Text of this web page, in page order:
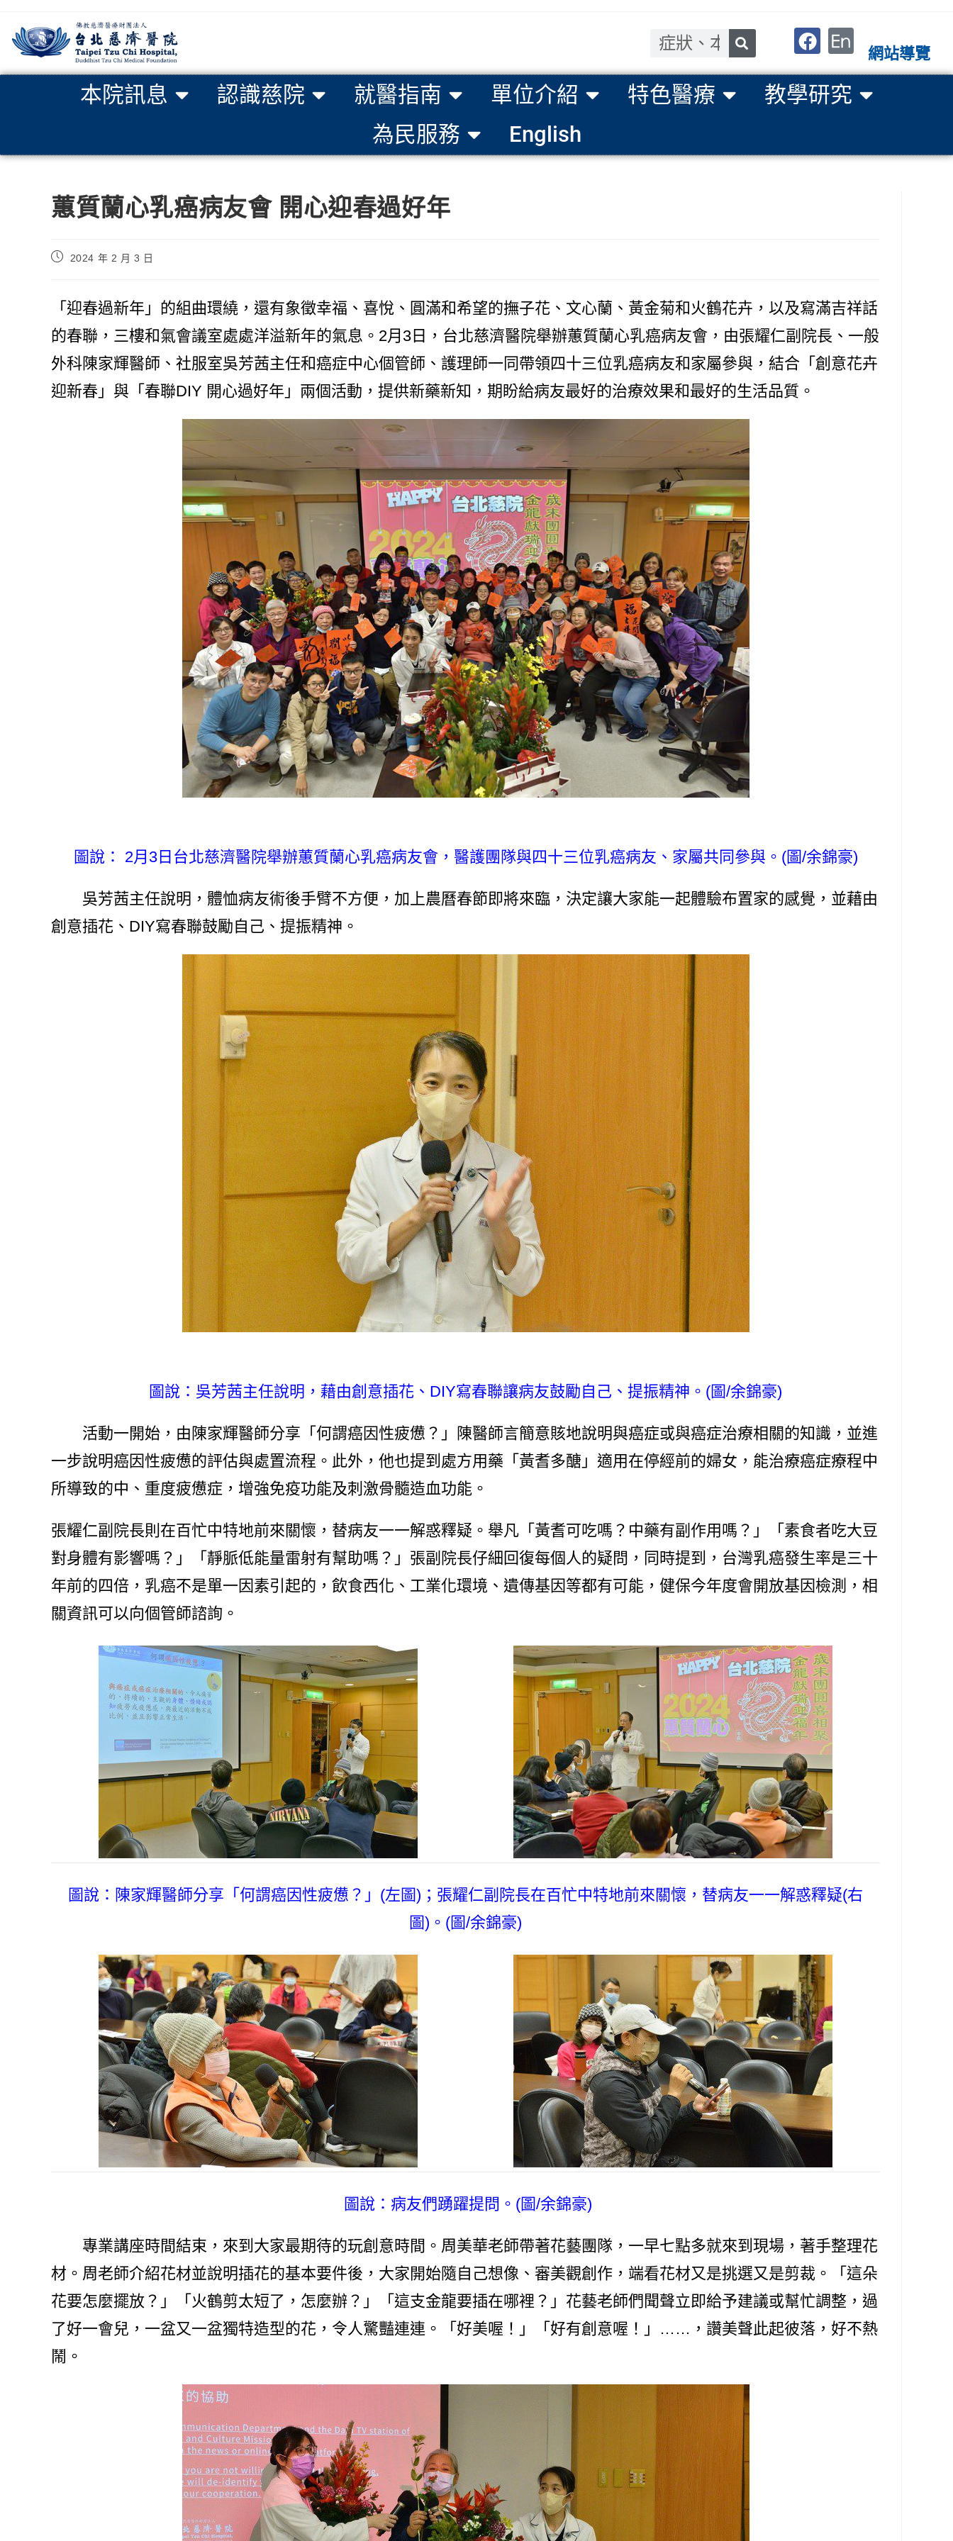
網站導覽
本院訊息 認識慈院 就醫指南 單位介紹 特色醫療
教學研究
為民服務
English
蕙質蘭心乳癌病友會 開心迎春過好年
2024 年 2 月 3 日
「迎春過新年」的組曲環繞，還有象徵幸福、喜悅、圓滿和希望的撫子花、文心蘭、黃金菊和火鶴花卉，以及寫滿吉祥話
的春聯，三樓和氣會議室處處洋溢新年的氣息。2月3日，台北慈濟醫院舉辦蕙質蘭心乳癌病友會，由張耀仁副院長、一般
外科陳家輝醫師、社服室吳芳茜主任和癌症中心個管師、護理師一同帶領四十三位乳癌病友和家屬參與，結合「創意花卉
迎新春」與「春聯DIY 開心過好年」兩個活動，提供新藥新知，期盼給病友最好的治療效果和最好的生活品質。
圖說： 2月3日台北慈濟醫院舉辦蕙質蘭心乳癌病友會，醫護團隊與四十三位乳癌病友、家屬共同參與。(圖/余錦豪)
吳芳茜主任說明，體恤病友術後手臂不方便，加上農曆春節即將來臨，決定讓大家能一起體驗布置家的感覺，並藉由
創意插花、DIY寫春聯鼓勵自己、提振精神。
圖說：吳芳茜主任說明，藉由創意插花、DIY寫春聯讓病友鼓勵自己、提振精神。(圖/余錦豪)
活動一開始，由陳家輝醫師分享「何謂癌因性疲憊？」陳醫師言簡意賅地說明與癌症或與癌症治療相關的知識，並進
一步說明癌因性疲憊的評估與處置流程。此外，他也提到處方用藥「黃耆多醣」適用在停經前的婦女，能治療癌症療程中
所導致的中、重度疲憊症，增強免疫功能及刺激骨髓造血功能。
張耀仁副院長則在百忙中特地前來關懷，替病友一一解惑釋疑。舉凡「黃耆可吃嗎？中藥有副作用嗎？」「素食者吃大豆
對身體有影響嗎？」「靜脈低能量雷射有幫助嗎？」張副院長仔細回復每個人的疑問，同時提到，台灣乳癌發生率是三十
年前的四倍，乳癌不是單一因素引起的，飲食西化、工業化環境、遺傳基因等都有可能，健保今年度會開放基因檢測，相
關資訊可以向個管師諮詢。
圖說：陳家輝醫師分享「何謂癌因性疲憊？」(左圖)；張耀仁副院長在百忙中特地前來關懷，替病友一一解惑釋疑(右
圖)。(圖/余錦豪)
圖說：病友們踴躍提問。(圖/余錦豪)
專業講座時間結束，來到大家最期待的玩創意時間。周美華老師帶著花藝團隊，一早七點多就來到現場，著手整理花
材。周老師介紹花材並說明插花的基本要件後，大家開始隨自己想像、審美觀創作，端看花材又是挑選又是剪裁。「這朵
花要怎麼擺放？」「火鶴剪太短了，怎麼辦？」「這支金龍要插在哪裡？」花藝老師們聞聲立即給予建議或幫忙調整，過
了好一會兒，一盆又一盆獨特造型的花，令人驚豔連連。「好美喔！」「好有創意喔！」……，讚美聲此起彼落，好不熱
鬧。